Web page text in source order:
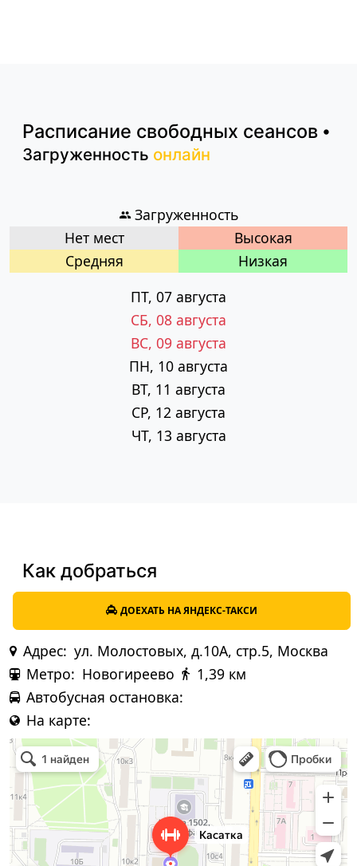
Расписание свободных сеансов •
Загруженность онлайн
Загруженность
Нет мест
Высокая
Cредняя
Низкая
ПТ, 07 августа
СБ, 08 августа
ВС, 09 августа
ПН, 10 августа
ВТ, 11 августа
СР, 12 августа
ЧТ, 13 августа
Как добраться
ДОЕХАТЬ НА ЯНДЕКС-ТАКСИ
Адрес: ул. Молостовых, д.10А, стр.5, Москва
Метро: Новогиреево
1,39 км
Автобусная остановка:
На карте: